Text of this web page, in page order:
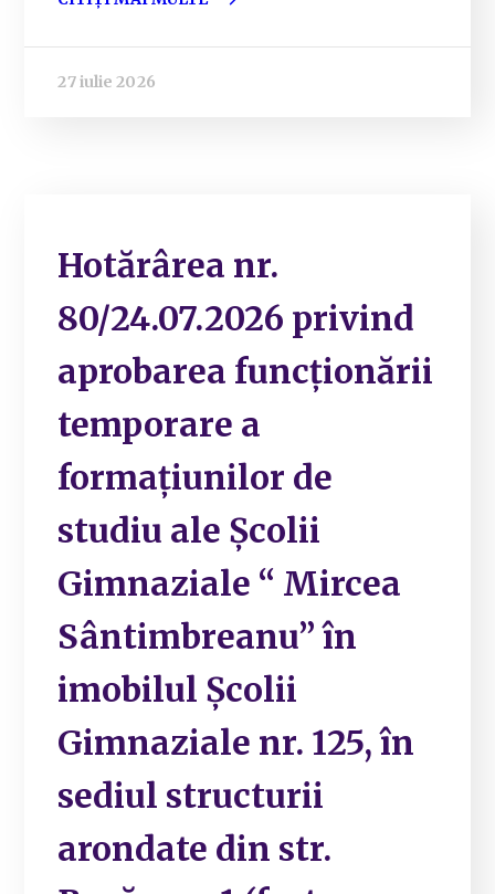
27 iulie 2026
Hotărârea nr.
80/24.07.2026 privind
aprobarea funcționării
temporare a
formațiunilor de
studiu ale Școlii
Gimnaziale “ Mircea
Sântimbreanu” în
imobilul Școlii
Gimnaziale nr. 125, în
sediul structurii
arondate din str.